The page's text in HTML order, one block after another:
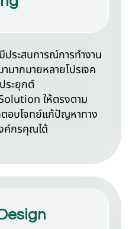
ประสบการณ์การทำงาน
ากมายหลายโปรเจค
ระยุกต์
ให้ตรงตาม
อบโจทย์แก้ปัญหาทาง
ค์กรคุณได้